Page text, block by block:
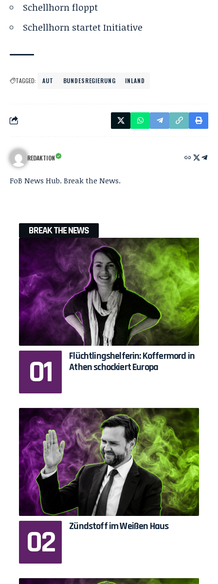
Schellhorn floppt
Schellhorn startet Initiative
TAGGED: AUT BUNDESREGIERUNG INLAND
REDAKTION
FoB News Hub. Break the News.
BREAK THE NEWS
Flüchtlingshelferin: Koffermord in
Athen schockiert Europa
Zündstoff im Weißen Haus